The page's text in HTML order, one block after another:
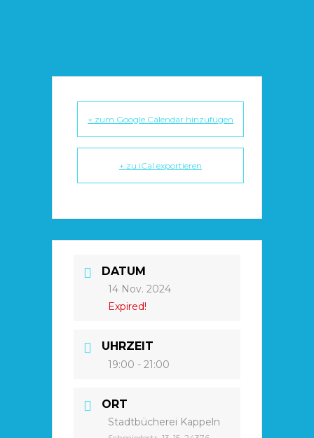
+ zum Google Calendar hinzufügen
+ zu iCal exportieren
DATUM
14 Nov. 2024
Expired!
UHRZEIT
19:00 - 21:00
ORT
Stadtbücherei Kappeln